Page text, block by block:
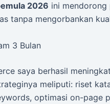
2026 ini mendorong
tanpa mengorbankan
3 Bulan
saya berhasil
meliputi: riset
optimasi on-page